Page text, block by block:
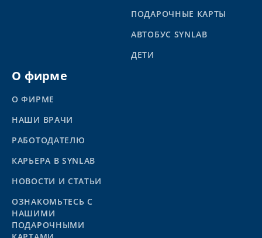
ПОДАРОЧНЫЕ КАРТЫ
АВТОБУС SYNLAB
ДЕТИ
О фирме
О ФИРМЕ
НАШИ ВРАЧИ
РАБОТОДАТЕЛЮ
КАРЬЕРА В SYNLAB
НОВОСТИ И СТАТЬИ
ОЗНАКОМЬТЕСЬ С
НАШИМИ
ПОДАРОЧНЫМИ